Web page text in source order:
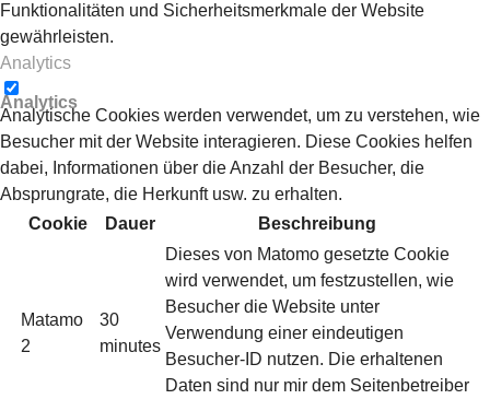
Funktionalitäten und Sicherheitsmerkmale der Website
gewährleisten.
Analytics
Analytics
Analytische Cookies werden verwendet, um zu verstehen, wie
Besucher mit der Website interagieren. Diese Cookies helfen
dabei, Informationen über die Anzahl der Besucher, die
Absprungrate, die Herkunft usw. zu erhalten.
Cookie
Dauer Beschreibung
Matamo
2
30
minutes
Dieses von Matomo gesetzte Cookie
wird verwendet, um festzustellen, wie
Besucher die Website unter
Verwendung einer eindeutigen
Besucher-ID nutzen. Die erhaltenen
Daten sind nur mir dem Seitenbetreiber